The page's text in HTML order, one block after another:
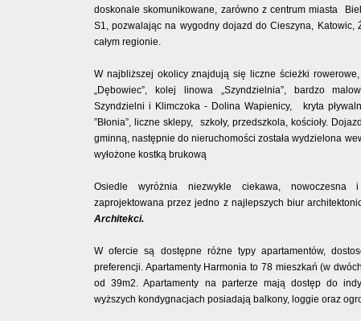
doskonale skomunikowane, zarówno z centrum miasta
S1, pozwalając na wygodny dojazd do Cieszyna, Katowic,
całym regionie.
W najbliższej okolicy znajdują się liczne ścieżki
„Dębowiec”, kolej linowa „Szyndzielnia”, bardzo
Szyndzielni i Klimczoka - Dolina Wapienicy, kryta
”Błonia”, liczne sklepy, szkoły, przedszkola, kościoły.
gminną, następnie do nieruchomości została wydzielona
wyłożone kostką brukową
Osiedle wyróżnia niezwykle ciekawa, nowoczesna
zaprojektowana przez jedno z najlepszych biur
Architekci.
W ofercie są dostępne różne typy apartamentów,
preferencji. Apartamenty Harmonia to 78 mieszkań (w
od 39m2. Apartamenty na parterze mają dostęp do
wyższych kondygnacjach posiadają balkony, loggie oraz